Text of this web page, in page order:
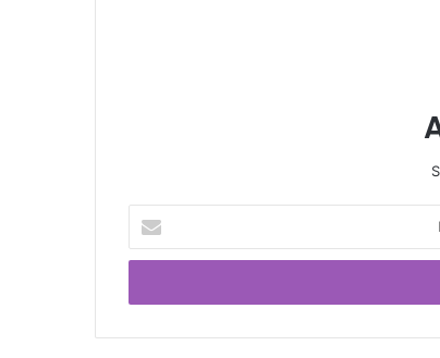
Posta
adresinizi